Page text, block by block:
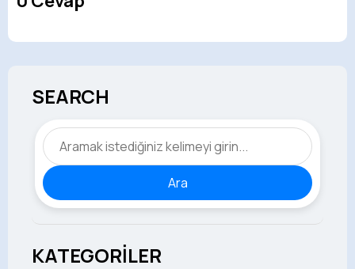
SEARCH
Ara
KATEGORİLER